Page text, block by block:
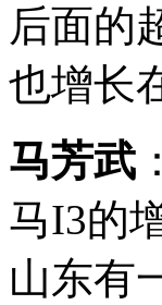
后面的
也增长
马芳武
马I3的
山东有